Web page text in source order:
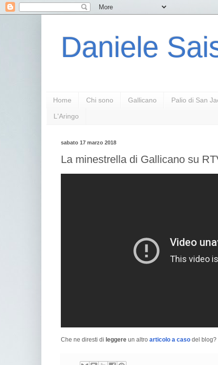
Daniele
Home Chi sono Gallicano Palio di San
L'Aringo
sabato 17 marzo 2018
La minestrella di Gallicano su
Che ne diresti di leggere un altro articolo a caso del blog?